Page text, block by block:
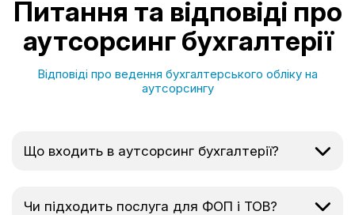
Питання та відповіді про
аутсорсинг бухгалтерії
Відповіді про ведення бухгалтерського обліку на
аутсорсингу
Що входить в аутсорсинг бухгалтерії?
Чи підходить послуга для ФОП і ТОВ?